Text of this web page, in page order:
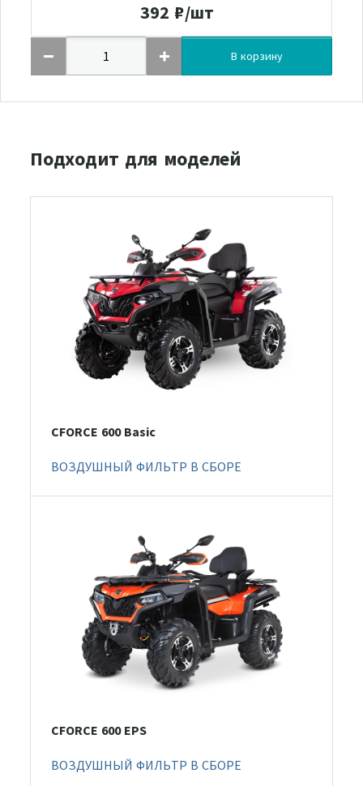
392 ₽/шт
В корзину
Подходит для моделей
CFORCE 600 Basic
ВОЗДУШНЫЙ ФИЛЬТР В СБОРЕ
CFORCE 600 EPS
ВОЗДУШНЫЙ ФИЛЬТР В СБОРЕ